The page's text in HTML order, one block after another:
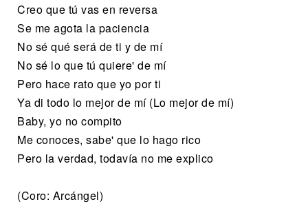
Creo que tú vas en reversa
Se me agota la paciencia
No sé qué será de ti y de mí
No sé lo que tú quiere' de mí
Pero hace rato que yo por ti
Ya di todo lo mejor de mí (Lo mejor de mí)
Baby, yo no compito
Me conoces, sabe' que lo hago rico
Pero la verdad, todavía no me explico
(Coro: Arcángel)